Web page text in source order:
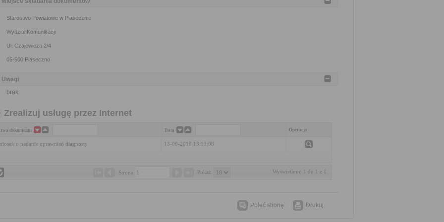
Starostwo Powiatowe w Piasecznie
Wydział Komunikacji
Ul. Czajewicza 2/4
05-500 Piaseczno
Uwagi
brak
Zrealizuj usługę przez Internet
dokumentu Data Operacja
o nadanie uprawnień diagnosty 13-09-2018 13:13:08
Strona Pokaż Wyświetlono 1 do 1 z 1
Poleć stronę Drukuj